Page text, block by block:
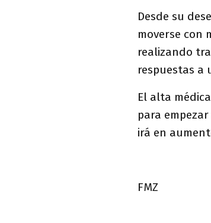
Desde su
moverse con
realizando
respuestas a
El alta
para
irá en
FMZ